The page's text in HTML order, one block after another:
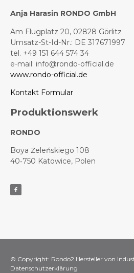
Anja Harasin RONDO GmbH
Am Flugplatz 20, 02828 Görlitz
Umsatz-St-Id-Nr.: DE 317671997
tel. +49 151 644 574 34
e-mail: info@rondo-official.de
www.rondo-official.de
Kontakt Formular
Produktionswerk
RONDO
Boya Żeleńskiego 108
40‑750 Katowice, Polen
© Copyright: Rondo2 Hersteller von
Datenschutzerklärung